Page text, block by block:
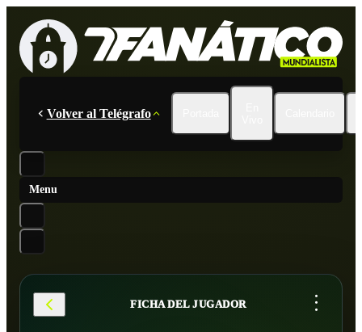
Volver al Telégrafo
Menu
FICHA DEL JUGADOR ...